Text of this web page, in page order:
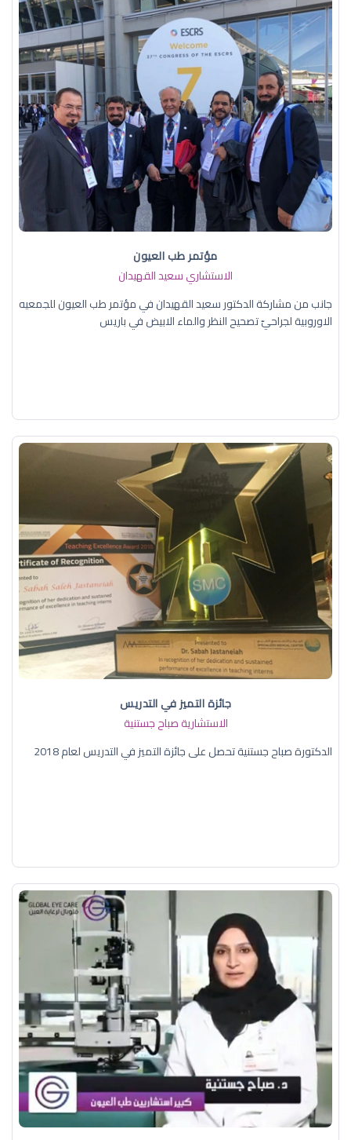
مؤتمر طب العيون
الاستشاري سعيد القهيدان
جانب من مشاركة الدكتور سعيد القهيدان في مؤتمر طب العيون للجمعيه
الاوروبية لجراحيّ تصحيح النظر والماء الابيض في باريس
جائزة التميز في التدريس
الاستشارية صباح جستنية
الدكتورة صباح جستنية تحصل على جائزة التميز في التدريس لعام 2018